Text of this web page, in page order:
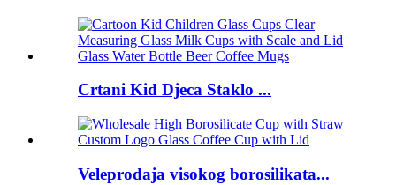
Crtani Kid Djeca Staklo ...
Veleprodaja visokog borosilikata...